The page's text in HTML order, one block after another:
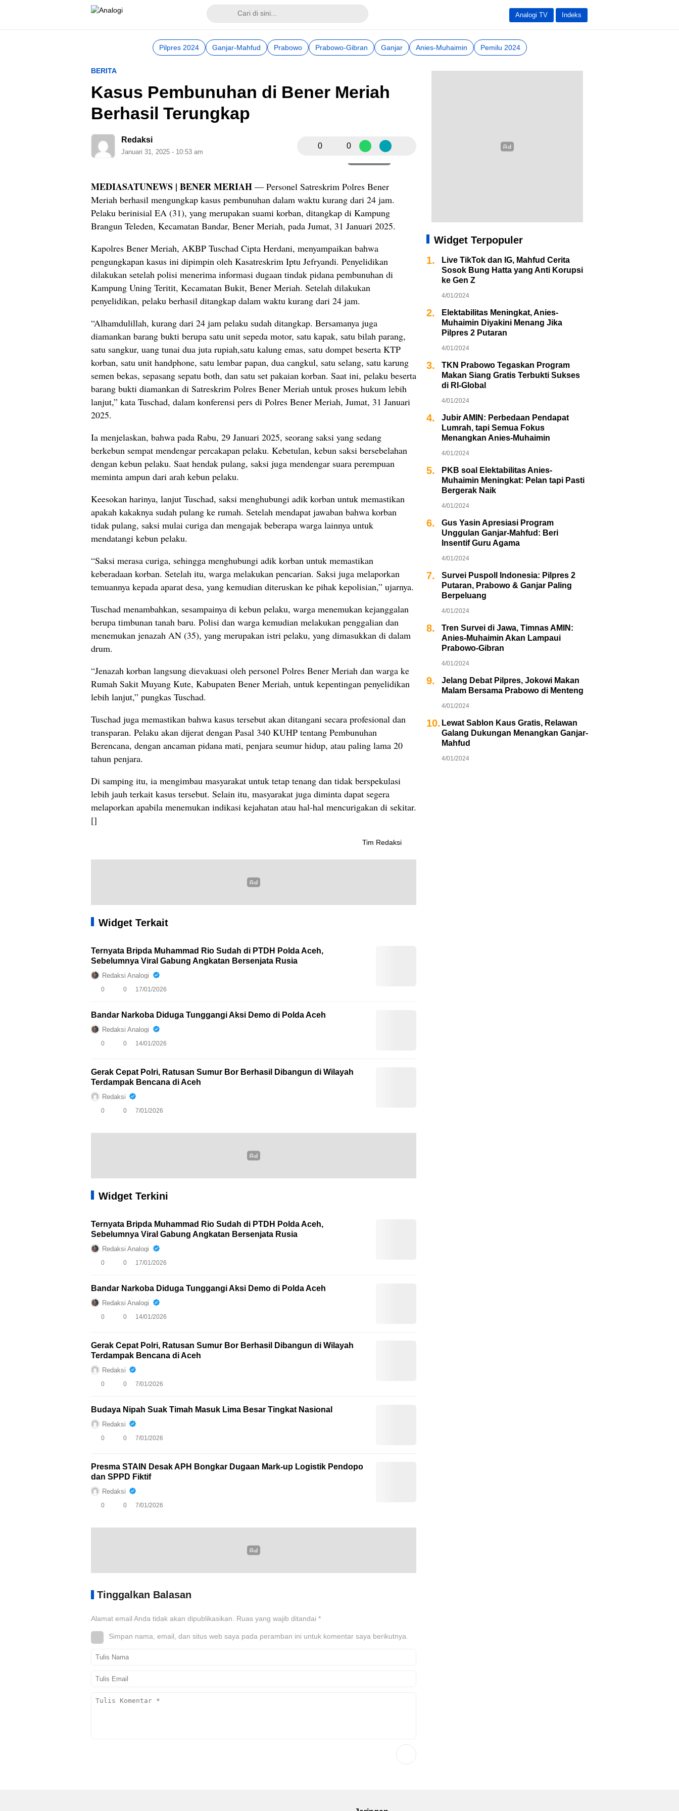
Analogi TV Indeks
Pilpres 2024 Ganjar-Mahfud Prabowo Prabowo-Gibran Ganjar Anies-Muhaimin Pemilu 2024
BERITA
Kasus Pembunuhan di Bener Meriah
Berhasil Terungkap
Redaksi
Januari 31, 2025 - 10:53 am
0 0
MEDIASATUNEWS | BENER MERIAH — Personel Satreskrim Polres Bener
Meriah berhasil mengungkap kasus pembunuhan dalam waktu kurang dari 24 jam.
Pelaku berinisial EA (31), yang merupakan suami korban, ditangkap di Kampung
Brangun Teleden, Kecamatan Bandar, Bener Meriah, pada Jumat, 31 Januari 2025.
Kapolres Bener Meriah, AKBP Tuschad Cipta Herdani, menyampaikan bahwa
pengungkapan kasus ini dipimpin oleh Kasatreskrim Iptu Jefryandi. Penyelidikan
dilakukan setelah polisi menerima informasi dugaan tindak pidana pembunuhan di
Kampung Uning Teritit, Kecamatan Bukit, Bener Meriah. Setelah dilakukan
penyelidikan, pelaku berhasil ditangkap dalam waktu kurang dari 24 jam.
“Alhamdulillah, kurang dari 24 jam pelaku sudah ditangkap. Bersamanya juga
diamankan barang bukti berupa satu unit sepeda motor, satu kapak, satu bilah parang,
satu sangkur, uang tunai dua juta rupiah,satu kalung emas, satu dompet beserta KTP
korban, satu unit handphone, satu lembar papan, dua cangkul, satu selang, satu karung
semen bekas, sepasang sepatu both, dan satu set pakaian korban. Saat ini, pelaku beserta
barang bukti diamankan di Satreskrim Polres Bener Meriah untuk proses hukum lebih
lanjut,” kata Tuschad, dalam konferensi pers di Polres Bener Meriah, Jumat, 31 Januari
2025.
Ia menjelaskan, bahwa pada Rabu, 29 Januari 2025, seorang saksi yang sedang
berkebun sempat mendengar percakapan pelaku. Kebetulan, kebun saksi bersebelahan
dengan kebun pelaku. Saat hendak pulang, saksi juga mendengar suara perempuan
meminta ampun dari arah kebun pelaku.
Keesokan harinya, lanjut Tuschad, saksi menghubungi adik korban untuk memastikan
apakah kakaknya sudah pulang ke rumah. Setelah mendapat jawaban bahwa korban
tidak pulang, saksi mulai curiga dan mengajak beberapa warga lainnya untuk
mendatangi kebun pelaku.
“Saksi merasa curiga, sehingga menghubungi adik korban untuk memastikan
keberadaan korban. Setelah itu, warga melakukan pencarian. Saksi juga melaporkan
temuannya kepada aparat desa, yang kemudian diteruskan ke pihak kepolisian,” ujarnya.
Tuschad menambahkan, sesampainya di kebun pelaku, warga menemukan kejanggalan
berupa timbunan tanah baru. Polisi dan warga kemudian melakukan penggalian dan
menemukan jenazah AN (35), yang merupakan istri pelaku, yang dimasukkan di dalam
drum.
“Jenazah korban langsung dievakuasi oleh personel Polres Bener Meriah dan warga ke
Rumah Sakit Muyang Kute, Kabupaten Bener Meriah, untuk kepentingan penyelidikan
lebih lanjut,” pungkas Tuschad.
Tuschad juga memastikan bahwa kasus tersebut akan ditangani secara profesional dan
transparan. Pelaku akan dijerat dengan Pasal 340 KUHP tentang Pembunuhan
Berencana, dengan ancaman pidana mati, penjara seumur hidup, atau paling lama 20
tahun penjara.
Di samping itu, ia mengimbau masyarakat untuk tetap tenang dan tidak berspekulasi
lebih jauh terkait kasus tersebut. Selain itu, masyarakat juga diminta dapat segera
melaporkan apabila menemukan indikasi kejahatan atau hal-hal mencurigakan di sekitar.
[]
Tim Redaksi
Widget Terkait
Ternyata Bripda Muhammad Rio Sudah di PTDH Polda Aceh,
Sebelumnya Viral Gabung Angkatan Bersenjata Rusia
Redaksi Analogi
0 0 17/01/2026
Bandar Narkoba Diduga Tunggangi Aksi Demo di Polda Aceh
Redaksi Analogi
0 0 14/01/2026
Gerak Cepat Polri, Ratusan Sumur Bor Berhasil Dibangun di Wilayah
Terdampak Bencana di Aceh
Redaksi
0 0 7/01/2026
Widget Terkini
Ternyata Bripda Muhammad Rio Sudah di PTDH Polda Aceh,
Sebelumnya Viral Gabung Angkatan Bersenjata Rusia
Redaksi Analogi
0 0 17/01/2026
Bandar Narkoba Diduga Tunggangi Aksi Demo di Polda Aceh
Redaksi Analogi
0 0 14/01/2026
Gerak Cepat Polri, Ratusan Sumur Bor Berhasil Dibangun di Wilayah
Terdampak Bencana di Aceh
Redaksi
0 0 7/01/2026
Budaya Nipah Suak Timah Masuk Lima Besar Tingkat Nasional
Redaksi
0 0 7/01/2026
Presma STAIN Desak APH Bongkar Dugaan Mark-up Logistik Pendopo
dan SPPD Fiktif
Redaksi
0 0 7/01/2026
Tinggalkan Balasan
Alamat email Anda tidak akan dipublikasikan. Ruas yang wajib ditandai *
Simpan nama, email, dan situs web saya pada peramban ini untuk komentar saya berikutnya.
Widget Terpopuler
1.
Live TikTok dan IG, Mahfud Cerita
Sosok Bung Hatta yang Anti Korupsi
ke Gen Z
4/01/2024
2.
Elektabilitas Meningkat, Anies-
Muhaimin Diyakini Menang Jika
Pilpres 2 Putaran
4/01/2024
3.
TKN Prabowo Tegaskan Program
Makan Siang Gratis Terbukti Sukses
di RI-Global
4/01/2024
4.
Jubir AMIN: Perbedaan Pendapat
Lumrah, tapi Semua Fokus
Menangkan Anies-Muhaimin
4/01/2024
5.
PKB soal Elektabilitas Anies-
Muhaimin Meningkat: Pelan tapi Pasti
Bergerak Naik
4/01/2024
6.
Gus Yasin Apresiasi Program
Unggulan Ganjar-Mahfud: Beri
Insentif Guru Agama
4/01/2024
7.
Survei Puspoll Indonesia: Pilpres 2
Putaran, Prabowo & Ganjar Paling
Berpeluang
4/01/2024
8.
Tren Survei di Jawa, Timnas AMIN:
Anies-Muhaimin Akan Lampaui
Prabowo-Gibran
4/01/2024
9.
Jelang Debat Pilpres, Jokowi Makan
Malam Bersama Prabowo di Menteng
4/01/2024
10. Lewat Sablon Kaus Gratis, Relawan
Galang Dukungan Menangkan Ganjar-
Mahfud
4/01/2024